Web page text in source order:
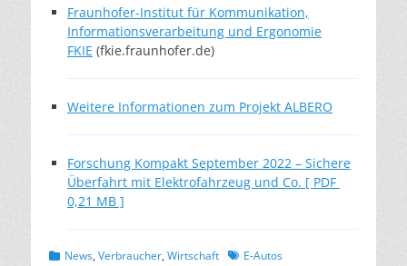
Fraunhofer-Institut für Kommunikation,
Informationsverarbeitung und Ergonomie
FKIE (fkie.fraunhofer.de)
Weitere Informationen zum Projekt ALBERO
Forschung Kompakt September 2022 – Sichere
Überfahrt mit Elektrofahrzeug und Co. [ PDF
0,21 MB ]
Kategorien
News, Verbraucher, Wirtschaft Schlagworte
E-Autos